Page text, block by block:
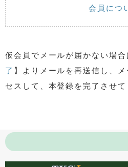
会員につ
仮会員でメールが届かない場
了 】よりメールを再送信し、
セスして、本登録を完了させて